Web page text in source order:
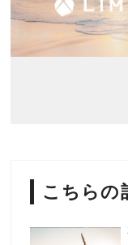
こちらの